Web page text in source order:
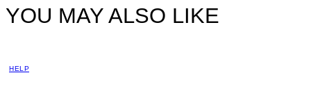
YOU MAY ALSO LIKE
HELP